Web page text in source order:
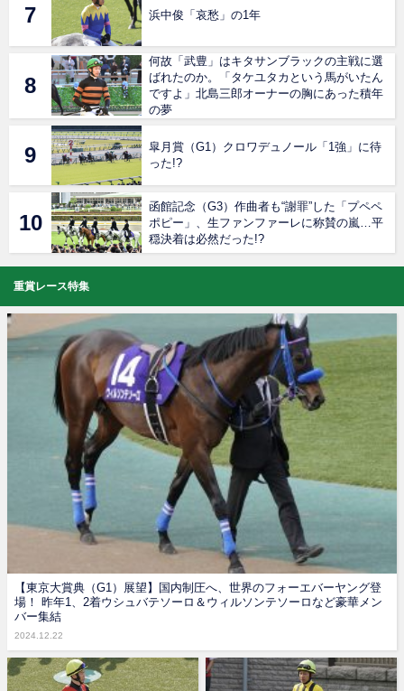
浜中俊「哀愁」の1年
何故「武豊」はキタサンブラックの主戦に選
ばれたのか。「タケユタカという馬がいたん
ですよ」北島三郎オーナーの胸にあった積年
の夢
皐月賞（G1）クロワデュノール「1強」に待
った!?
函館記念（G3）作曲者も“謝罪”した「プペペ
ポピー」、生ファンファーレに称賛の嵐…平
穏決着は必然だった!?
重賞レース特集
【東京大賞典（G1）展望】国内制圧へ、世界のフォーエバーヤング登
場！ 昨年1、2着ウシュバテソーロ＆ウィルソンテソーロなど豪華メン
バー集結
2024.12.22